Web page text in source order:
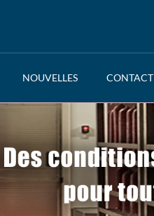
NOUVELLES CONTACT